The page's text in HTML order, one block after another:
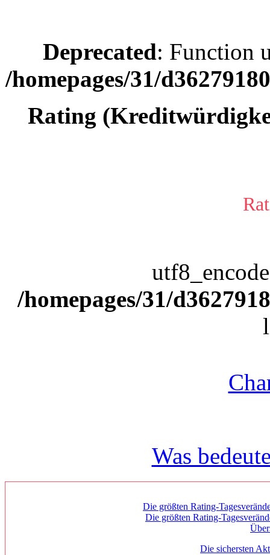
Deprecated: Function
/homepages/31/
Rating
/homepages/31/
Was
Die größten Rating-
Die größten Rating-
Die sichersten